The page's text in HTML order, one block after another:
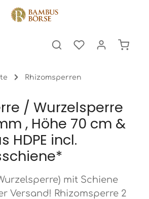
Rhizomsperren
/ Wurzelsperre
, Höhe 70 cm &
HDPE incl.
mit Schiene
Versand! Rhizomsperre 2